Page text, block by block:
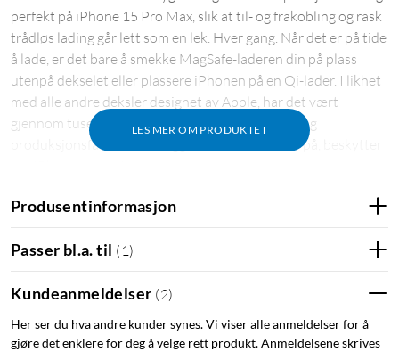
LES MER OM PRODUKTET
perfekt på iPhone 15 Pro Max, slik at til- og frakobling og rask
trådløs lading går lett som en lek. Hver gang. Når det er på tide
å lade, er det bare å smekke MagSafe-laderen din på plass
utenpå dekselet eller plassere iPhonen på en Qi-lader. I likhet
med alle andre deksler designet av Apple, har det vært
gjennom tusenvis av timer med testing i design- og
produksjonsfasen. Så i tillegg til å være flott å se på, beskytter
Produsentinformasjon
Passer bl.a. til ( 1 )
Kundeanmeldelser (2)
Her ser du hva andre kunder synes. Vi viser alle anmeldelser for å
gjøre det enklere for deg å velge rett produkt. Anmeldelsene skrives